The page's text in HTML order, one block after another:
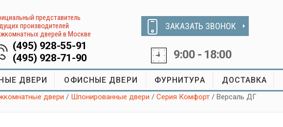
представитель
производителей
дверей в Москве
(495) 928-55-91
(495) 928-71-90
ЗАКАЗАТЬ ЗВОНОК
9:00 - 18:00
ДВЕРИ ОФИСНЫЕ ДВЕРИ ФУРНИТУРА ДОСТАВКА
двери / Шпонированные двери /Серия Комфорт / Версаль ДГ